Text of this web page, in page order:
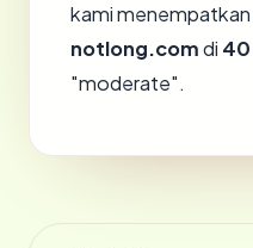
kami menempatkan
notlong.comdi 40
"moderate".